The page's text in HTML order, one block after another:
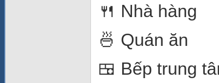
🍴 Nhà hàng
🍜 Quán ăn
🍱 Bếp trung